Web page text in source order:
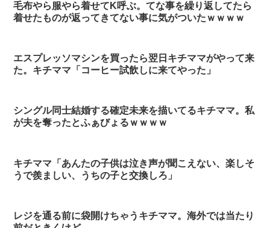
毛布やら服やら着せてK呼ぶ。てな事を繰り返してたら
着せたものが返ってきてない事に気がついたｗｗｗｗ
エスプレッソマシンを買ったら翌日キチママがやって来
た。キチママ「コーヒー試飲しに来てやった」
シングル同士結婚する確定未来を描いてるキチママ。私
が夫を奪ったとふぁびょるｗｗｗｗ
キチママ「あんたの子供は泣き声が聞こえない、楽しそ
うで羨ましい、うちの子と交換しろ」
レジを通る前に袋開けちゃうキチママ。海外では当たり